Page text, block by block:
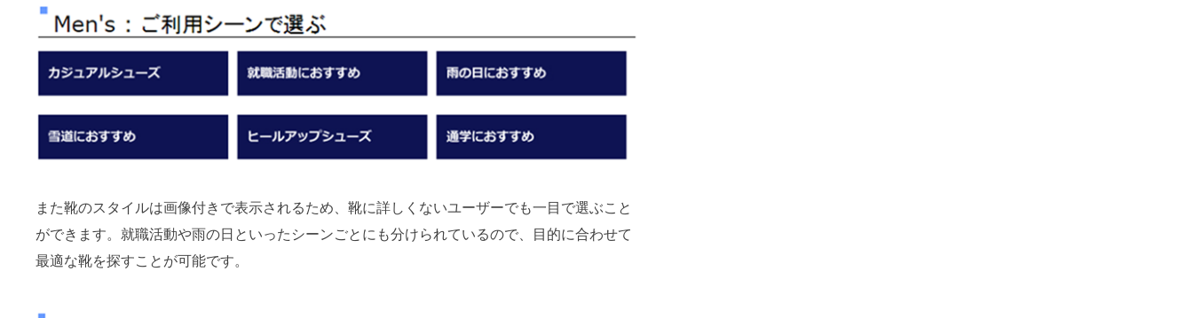
また靴のスタイルは画像付きで表示されるため、靴に詳しくないユーザーでも一目で選ぶこと
ができます。就職活動や雨の日といったシーンごとにも分けられているので、目的に合わせて
最適な靴を探すことが可能です。